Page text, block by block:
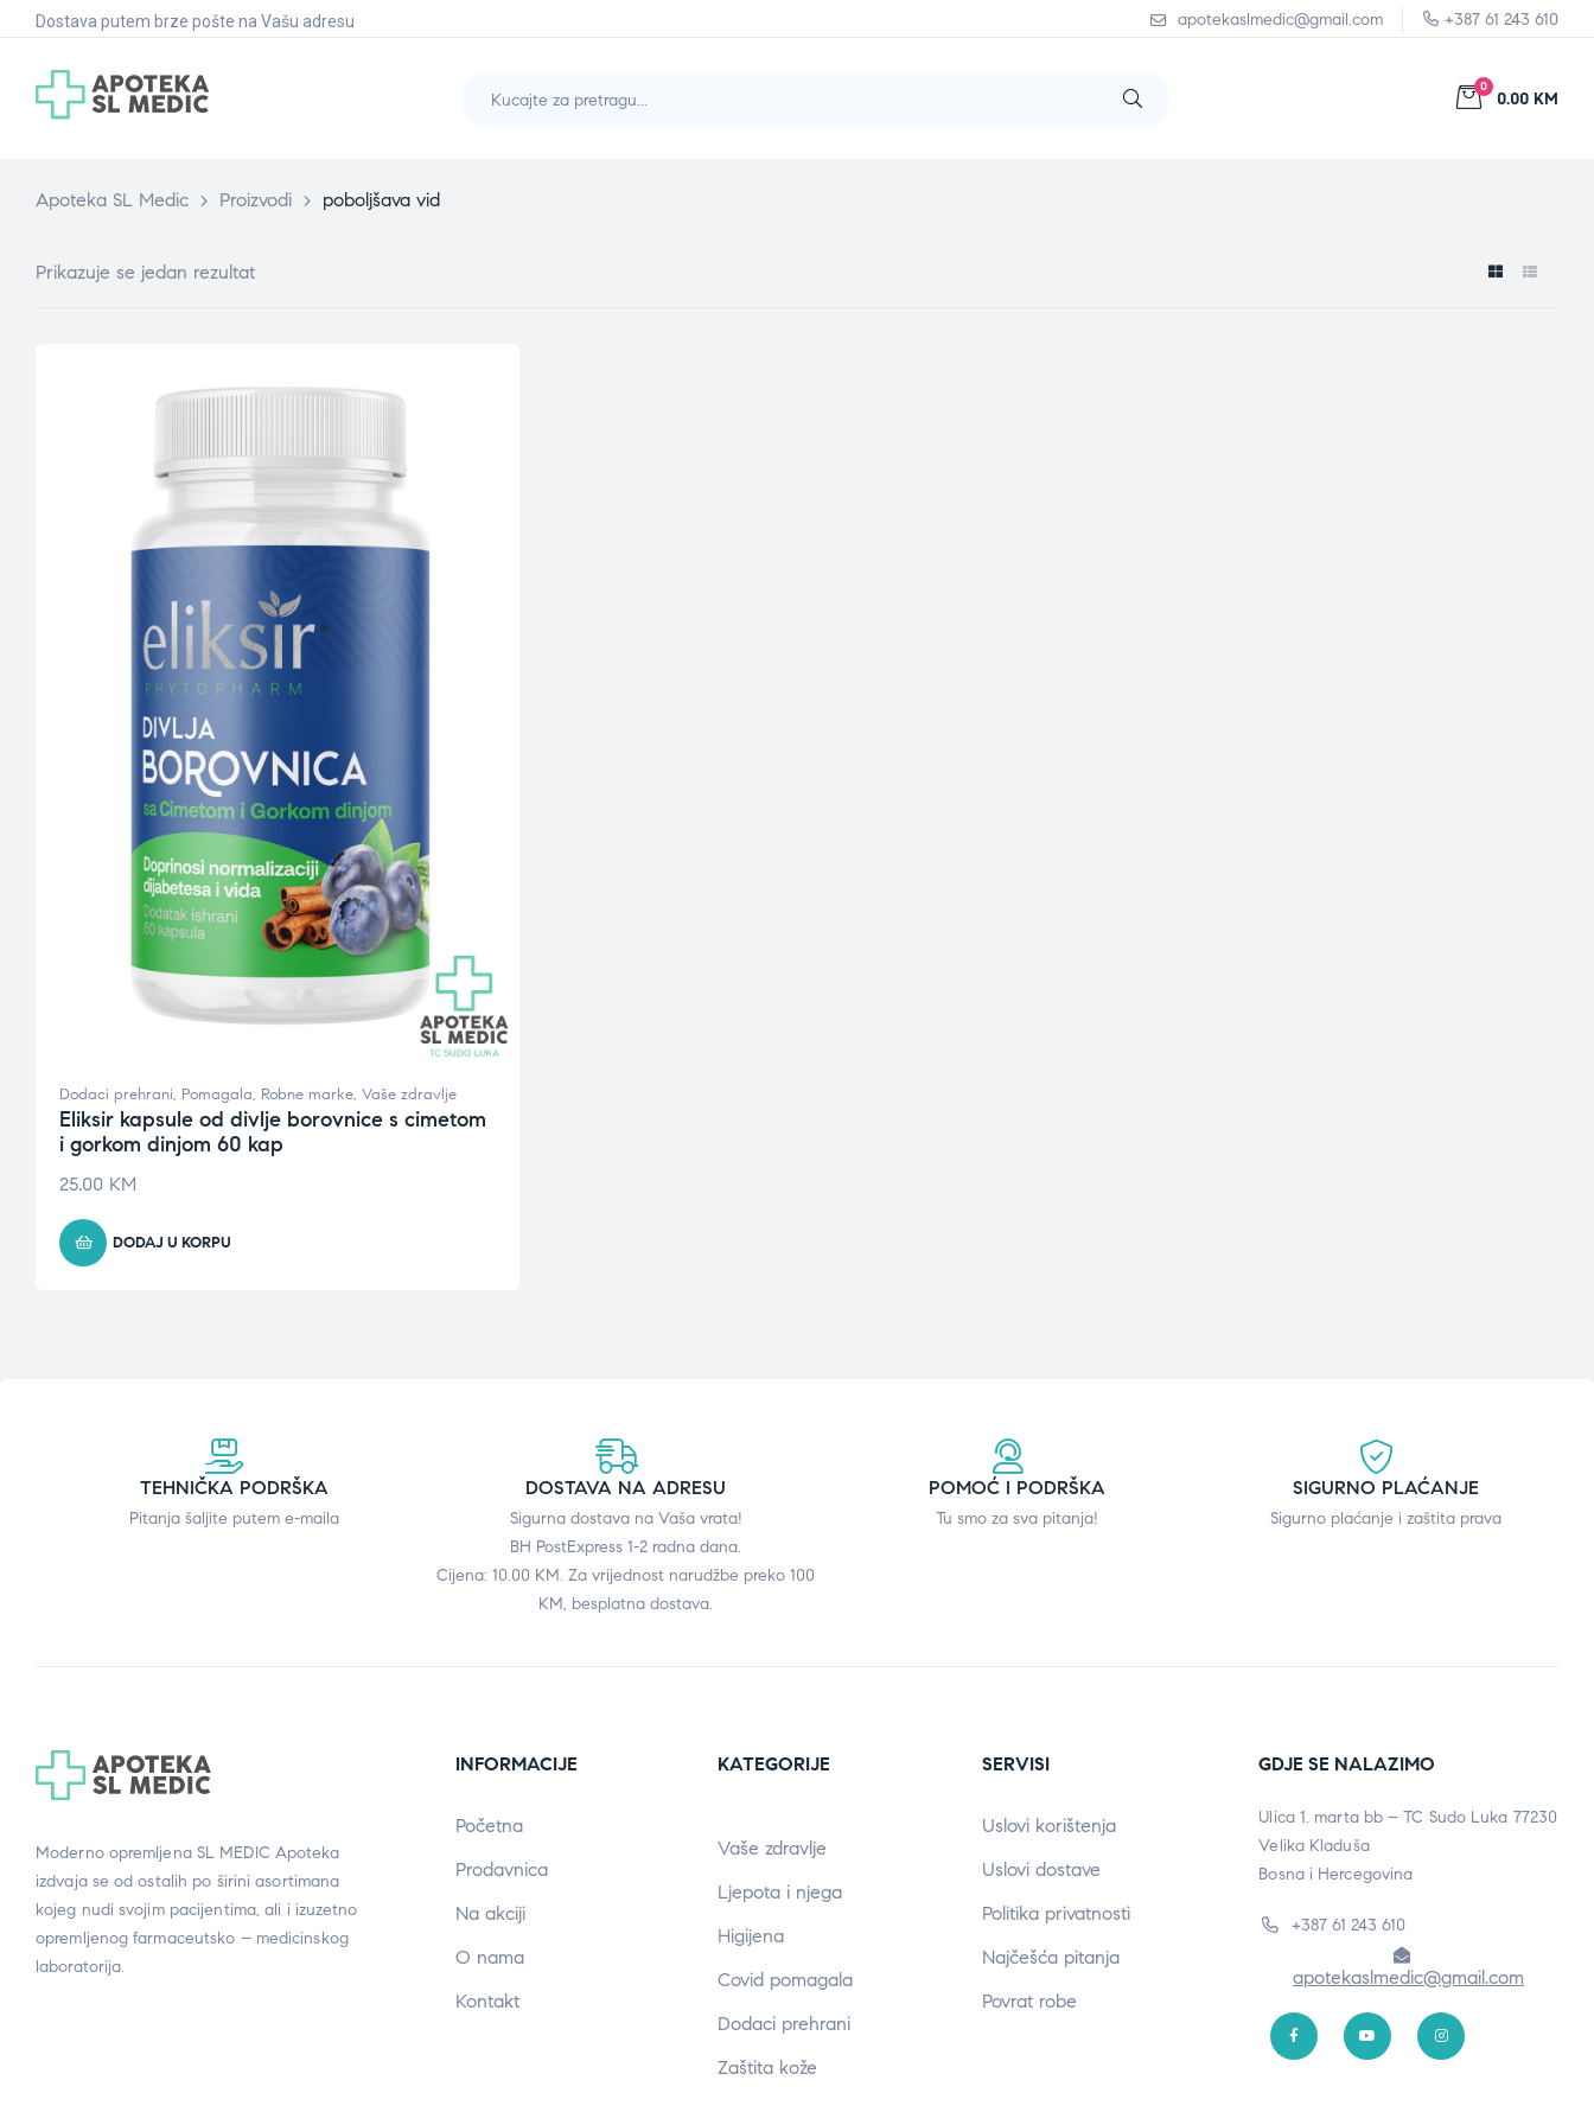
Dostava putem brze pošte na Vašu adresu apotekaslmedic@gmail.com +387 61 243 610
0
0.00 KM
Apoteka SL Medic > Proizvodi > poboljšava vid
Prikazuje se jedan rezultat
Dodaci prehrani, Pomagala, Robne marke, Vaše zdravlje
Eliksir kapsule od divlje borovnice s cimetom
i gorkom dinjom 60 kap
25.00 KM
DODAJ U KORPU
TEHNIČKA PODRŠKA
Pitanja šaljite putem e-maila
DOSTAVA NA ADRESU
Sigurna dostava na Vaša vrata!
BH PostExpress 1-2 radna dana.
Cijena: 10.00 KM. Za vrijednost narudžbe preko 100
KM, besplatna dostava.
POMOĆ I PODRŠKA
Tu smo za sva pitanja!
SIGURNO PLAĆANJE
Sigurno plaćanje i zaštita prava
Moderno opremljena SL MEDIC Apoteka
izdvaja se od ostalih po širini asortimana
kojeg nudi svojim pacijentima, ali i izuzetno
opremljenog farmaceutsko – medicinskog
laboratorija.
INFORMACIJE
Početna
Prodavnica
Na akciji
O nama
Kontakt
KATEGORIJE
Vaše zdravlje
Ljepota i njega
Higijena
Covid pomagala
Dodaci prehrani
Zaštita kože
SERVISI
Uslovi korištenja
Uslovi dostave
Politika privatnosti
Najčešća pitanja
Povrat robe
GDJE SE NALAZIMO
Ulica 1. marta bb – TC Sudo Luka 77230
Velika Kladuša
Bosna i Hercegovina
+387 61 243 610
apotekaslmedic@gmail.com